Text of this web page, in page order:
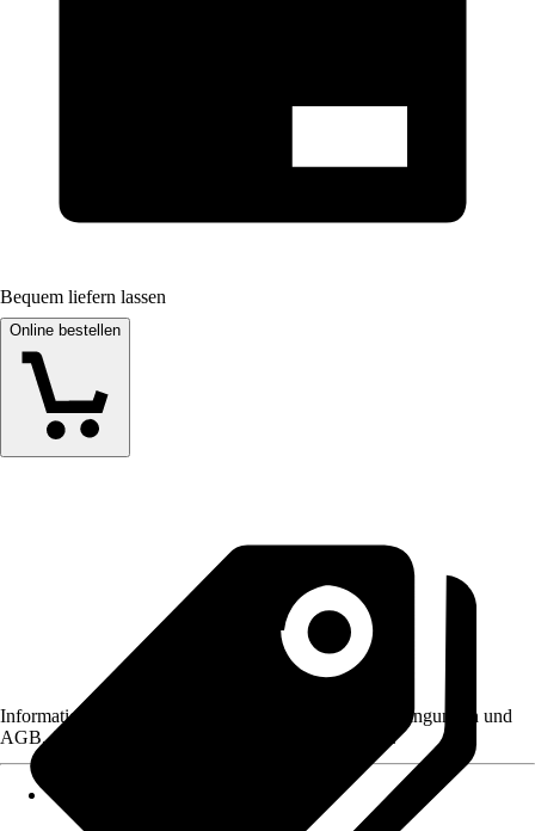
Bequem liefern lassen
Online bestellen
Informationen des Verkäufers, wie z. B. Rückgabebedingungen und
AGB, finden Sie bei Klick auf den Verkäufernamen.